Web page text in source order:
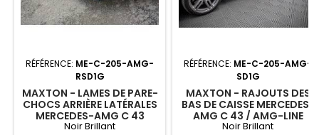
RÉFÉRENCE: ME-C-205-AMG-
RSD1G
MAXTON - LAMES DE PARE-
CHOCS ARRIÈRE LATÉRALES
MERCEDES-AMG C 43
W205 NOIR BRILLANT
Noir Brillant
RÉFÉRENCE: ME-C-205-AMG-
SD1G
MAXTON - RAJOUTS DES
BAS DE CAISSE MERCEDES-
AMG C 43 / AMG-LINE
W205 NOIR BRILLANT
Noir Brillant